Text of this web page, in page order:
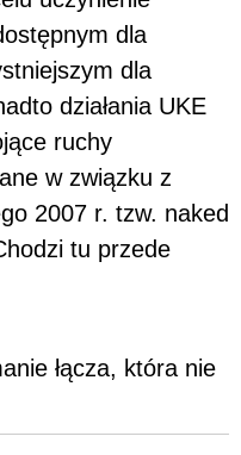
dla
dla
działania UKE
ruchy
w związku z
2007 r. tzw. naked
tu przede
łącza, która nie